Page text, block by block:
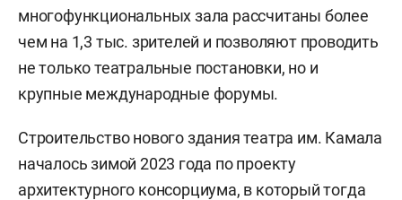
многофункциональных зала рассчитаны более
чем на 1,3 тыс. зрителей и позволяют проводить
не только театральные постановки, но и
крупные международные форумы.
Строительство нового здания театра им. Камала
началось зимой 2023 года по проекту
архитектурного консорциума, в который тогда